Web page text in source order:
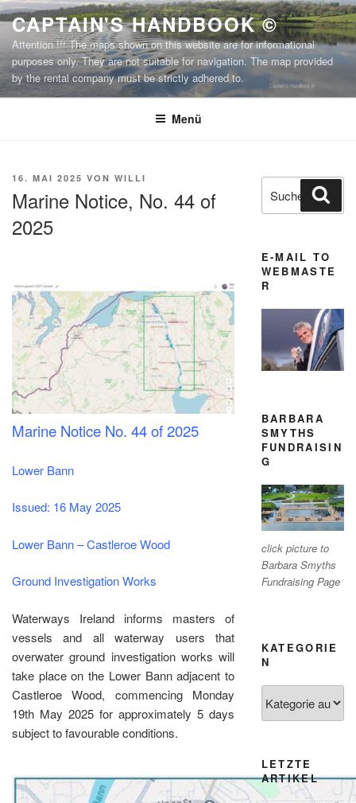
Zum
Inhalt
springen
CAPTAIN'S HANDBOOK ©
Attention !!! The maps shown on this website are for informational
purposes only. They are not suitable for navigation. The map provided
by the rental company must be strictly adhered to.
Menü
VERÖFFENTLICHT
16. MAI 2025 VON WILLI
Marine Notice, No. 44 of
2025
Marine Notice No. 44 of 2025
Lower Bann
Issued: 16 May 2025
Lower Bann – Castleroe Wood
Ground Investigation Works
Waterways Ireland informs masters of
vessels and all waterway users that
overwater ground investigation works will
take place on the Lower Bann adjacent to
Castleroe Wood, commencing Monday
19th May 2025 for approximately 5 days
subject to favourable conditions.
Suchen
nach:
E-MAIL TO
WEBMASTE
R
BARBARA
SMYTHS
FUNDRAISIN
G
click picture to
Barbara Smyths
Fundraising Page
KATEGORIE
N
LETZTE
ARTIKEL